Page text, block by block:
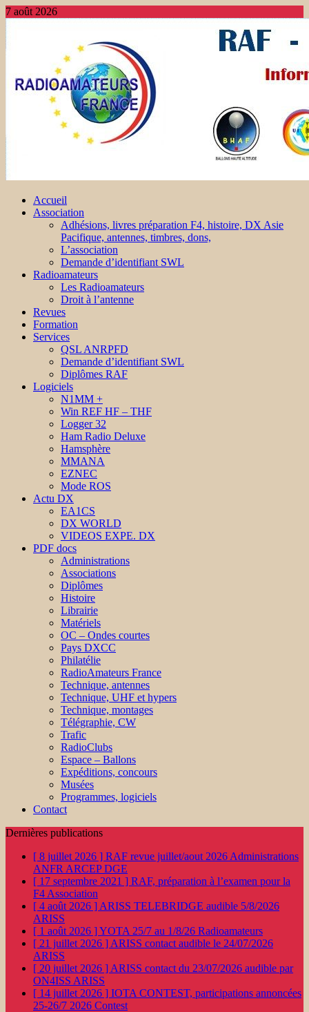
7 août 2026
Accueil
Association
Adhésions, livres préparation F4, histoire, DX Asie
Pacifique, antennes, timbres, dons,
L’association
Demande d’identifiant SWL
Radioamateurs
Les Radioamateurs
Droit à l’antenne
Revues
Formation
Services
QSL ANRPFD
Demande d’identifiant SWL
Diplômes RAF
Logiciels
N1MM +
Win REF HF – THF
Logger 32
Ham Radio Deluxe
Hamsphère
MMANA
EZNEC
Mode ROS
Actu DX
EA1CS
DX WORLD
VIDEOS EXPE. DX
PDF docs
Administrations
Associations
Diplômes
Histoire
Librairie
Matériels
OC – Ondes courtes
Pays DXCC
Philatélie
RadioAmateurs France
Technique, antennes
Technique, UHF et hypers
Technique, montages
Télégraphie, CW
Trafic
RadioClubs
Espace – Ballons
Expéditions, concours
Musées
Programmes, logiciels
Contact
Dernières publications
[ 8 juillet 2026 ] RAF revue juillet/aout 2026 Administrations
ANFR ARCEP DGE
[ 17 septembre 2021 ] RAF, préparation à l’examen pour la
F4 Association
[ 4 août 2026 ] ARISS TELEBRIDGE audible 5/8/2026
ARISS
[ 1 août 2026 ]YOTA 25/7 au 1/8/26 Radioamateurs
[ 21 juillet 2026 ] ARISS contact audible le 24/07/2026
ARISS
[ 20 juillet 2026 ] ARISS contact du 23/07/2026 audible par
ON4ISS ARISS
[ 14 juillet 2026 ] IOTA CONTEST, participations annoncées
25-26/7 2026 Contest